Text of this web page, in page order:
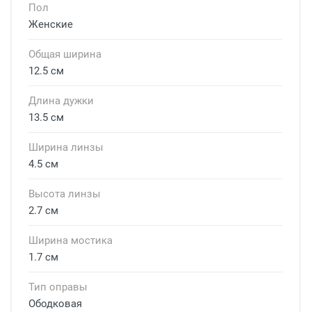
Пол
Женские
Общая ширина
12.5 см
Длина дужки
13.5 см
Ширина линзы
4.5 см
Высота линзы
2.7 см
Ширина мостика
1.7 см
Тип оправы
Ободковая